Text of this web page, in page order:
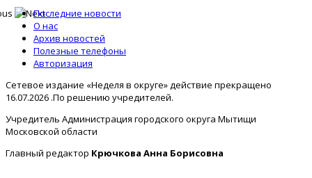
Последние новости
О нас
Архив новостей
Полезные телефоны
Авторизация
Сетевое издание «Неделя в округе» действие прекращено
16.07.2026 .По решению учредителей.
Учредитель Администрация городского округа Мытищи
Московской области
Главный редактор Крючкова Анна Борисовна